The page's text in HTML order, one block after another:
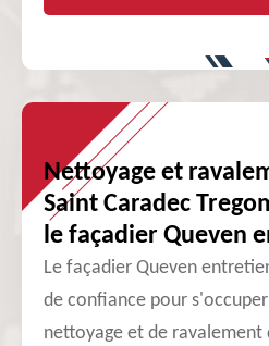
Nettoyage et
Saint Caradec
le façadier Queven
Le façadier Queven
de confiance pour
nettoyage et de ravalement